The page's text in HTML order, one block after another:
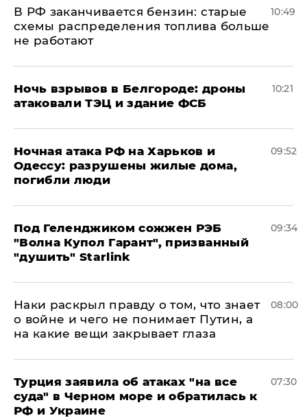
​В РФ заканчивается бензин: старые
схемы распределения топлива больше
не работают
10:49
​Ночь взрывов в Белгороде: дроны
атаковали ТЭЦ и здание ФСБ
10:21
​Ночная атака РФ на Харьков и
Одессу: разрушены жилые дома,
погибли люди
09:52
Под Геленджиком сожжен РЭБ
"Волна Купол Гарант", призванный
"душить" Starlink
09:34
Наки раскрыл правду о том, что знает
о войне и чего не понимает Путин, а
на какие вещи закрывает глаза
08:00
Турция заявила об атаках "на все
суда" в Черном море и обратилась к
РФ и Украине
07:30